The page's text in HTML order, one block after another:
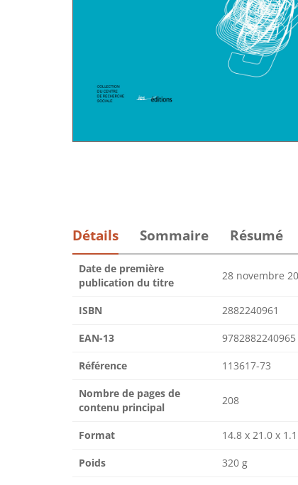
Détails Sommaire Résumé
Date de première
publication du titre
28 novembre
ISBN 2882240961
EAN-13 9782882240965
Référence 113617-73
Nombre de pages de
contenu principal
208
Format 14.8 x 21.0 x
Poids 320 g